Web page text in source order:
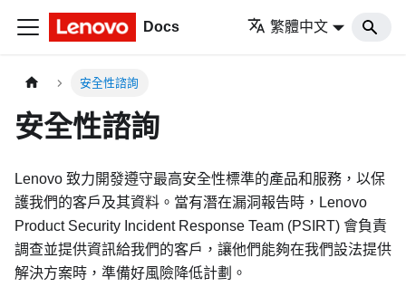
Docs 繁體中文
安全性諮詢
安全性諮詢
Lenovo 致力開發遵守最高安全性標準的產品和服務，以保
護我們的客戶及其資料。當有潛在漏洞報告時，Lenovo
Product Security Incident Response Team (PSIRT) 會負責
調查並提供資訊給我們的客戶，讓他們能夠在我們設法提供
解決方案時，準備好風險降低計劃。